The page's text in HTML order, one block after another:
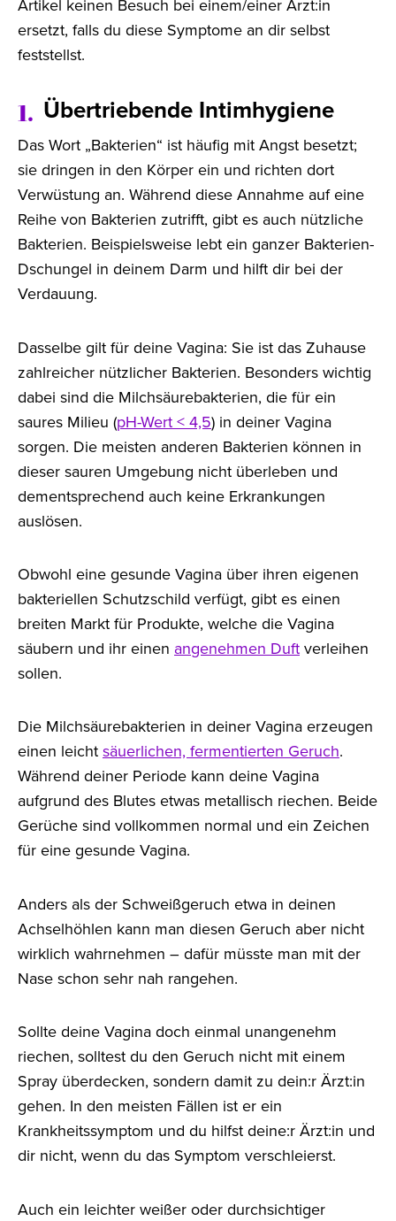
Artikel keinen Besuch bei einem/einer Ärzt:in
ersetzt, falls du diese Symptome an dir selbst
feststellst.
1. Übertriebende Intimhygiene
Das Wort „Bakterien“ ist häufig mit Angst besetzt;
sie dringen in den Körper ein und richten dort
Verwüstung an. Während diese Annahme auf eine
Reihe von Bakterien zutrifft, gibt es auch nützliche
Bakterien. Beispielsweise lebt ein ganzer Bakterien-
Dschungel in deinem Darm und hilft dir bei der
Verdauung.
Dasselbe gilt für deine Vagina: Sie ist das Zuhause
zahlreicher nützlicher Bakterien. Besonders wichtig
dabei sind die Milchsäurebakterien, die für ein
saures Milieu (pH-Wert < 4,5) in deiner Vagina
sorgen. Die meisten anderen Bakterien können in
dieser sauren Umgebung nicht überleben und
dementsprechend auch keine Erkrankungen
auslösen.
Obwohl eine gesunde Vagina über ihren eigenen
bakteriellen Schutzschild verfügt, gibt es einen
breiten Markt für Produkte, welche die Vagina
säubern und ihr einen angenehmen Duft verleihen
sollen.
Die Milchsäurebakterien in deiner Vagina erzeugen
einen leicht säuerlichen, fermentierten Geruch.
Während deiner Periode kann deine Vagina
aufgrund des Blutes etwas metallisch riechen. Beide
Gerüche sind vollkommen normal und ein Zeichen
für eine gesunde Vagina.
Anders als der Schweißgeruch etwa in deinen
Achselhöhlen kann man diesen Geruch aber nicht
wirklich wahrnehmen – dafür müsste man mit der
Nase schon sehr nah rangehen.
Sollte deine Vagina doch einmal unangenehm
riechen, solltest du den Geruch nicht mit einem
Spray überdecken, sondern damit zu dein:r Ärzt:in
gehen. In den meisten Fällen ist er ein
Krankheitssymptom und du hilfst deine:r Ärzt:in und
dir nicht, wenn du das Symptom verschleierst.
Auch ein leichter weißer oder durchsichtiger